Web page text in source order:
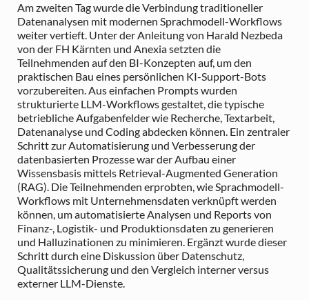
Am zweiten Tag wurde die Verbindung traditioneller
Datenanalysen mit modernen Sprachmodell-Workflows
weiter vertieft. Unter der Anleitung von Harald Nezbeda
von der FH Kärnten und Anexia setzten die
Teilnehmenden auf den BI-Konzepten auf, um den
praktischen Bau eines persönlichen KI-Support-Bots
vorzubereiten. Aus einfachen Prompts wurden
strukturierte LLM-Workflows gestaltet, die typische
betriebliche Aufgabenfelder wie Recherche, Textarbeit,
Datenanalyse und Coding abdecken können. Ein zentraler
Schritt zur Automatisierung und Verbesserung der
datenbasierten Prozesse war der Aufbau einer
Wissensbasis mittels Retrieval-Augmented Generation
(RAG). Die Teilnehmenden erprobten, wie Sprachmodell-
Workflows mit Unternehmensdaten verknüpft werden
können, um automatisierte Analysen und Reports von
Finanz-, Logistik- und Produktionsdaten zu generieren
und Halluzinationen zu minimieren. Ergänzt wurde dieser
Schritt durch eine Diskussion über Datenschutz,
Qualitätssicherung und den Vergleich interner versus
externer LLM-Dienste.